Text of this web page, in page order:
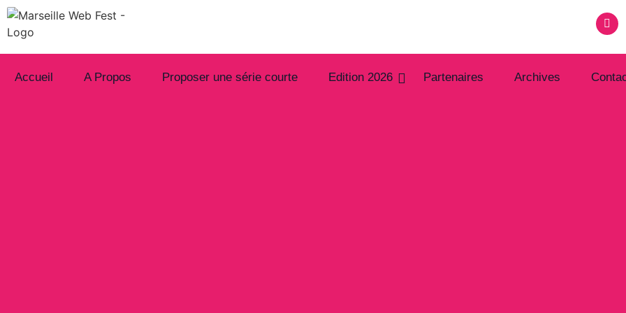
Accueil A Propos Proposer une série courte Edition 2026 Partenaires Archives